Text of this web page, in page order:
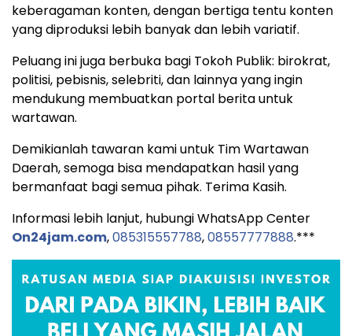
keberagaman konten, dengan bertiga tentu konten
yang diproduksi lebih banyak dan lebih variatif.
Peluang ini juga berbuka bagi Tokoh Publik: birokrat,
politisi, pebisnis, selebriti, dan lainnya yang ingin
mendukung membuatkan portal berita untuk
wartawan.
Demikianlah tawaran kami untuk Tim Wartawan
Daerah, semoga bisa mendapatkan hasil yang
bermanfaat bagi semua pihak. Terima Kasih.
Informasi lebih lanjut, hubungi WhatsApp Center
On24jam.com,085315557788,08557777888.***